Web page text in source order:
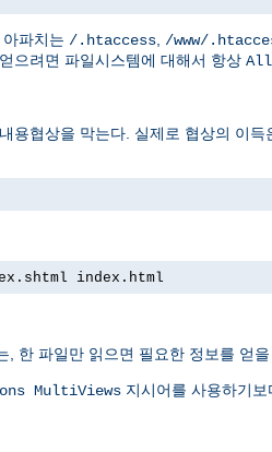
파치는 /.htaccess /www/
으려면 파일시스템에 대해서 항상
용협상을 막는다. 실제로 협상의 이
index.html
, 한 파일만 읽으면 필요한 정보를 얻
MultiViews 지시어를 사용하기보